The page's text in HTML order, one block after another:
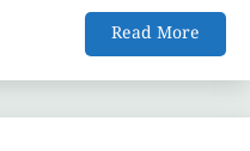
Read More